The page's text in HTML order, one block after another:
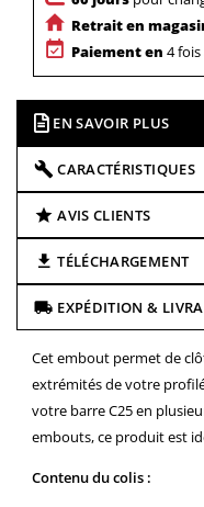
Retrait en
Paiement en 4 fois
EN SAVOIR PLUS
CARACTÉRISTIQUES
AVIS CLIENTS
TÉLÉCHARGEMENT
EXPÉDITION &
Cet embout permet de
extrémités de votre
votre barre C25 en
embouts, ce produit est
Contenu du colis :